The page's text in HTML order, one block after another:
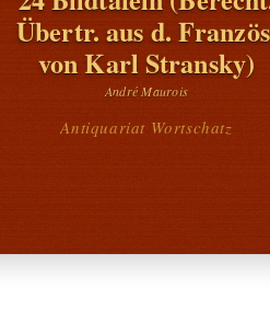
Übertr. aus d.
von Karl Stransky)
André Maurois
Antiquariat Wortschatz